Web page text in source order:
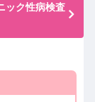
ック性病検査